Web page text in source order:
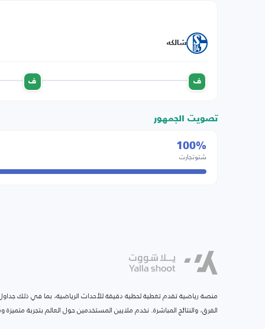
شالكه
ف ف
تصويت الجمهور
100%
شتوتجارت
منصة رياضية تقدم تغطية لحظية دقيقة للأحداث الرياضية، بما في ذلك جداول
الفرق، والنتائج المباشرة. نخدم ملايين المستخدمين حول العالم بتجربة